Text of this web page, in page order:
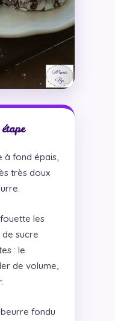
à fond épais,
très doux
les
sucre
: le
de volume,
fondu